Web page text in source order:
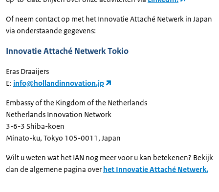
Of neem contact op met het Innovatie Attaché Netwerk in Japan
via onderstaande gegevens:
Innovatie Attaché Netwerk Tokio
Eras Draaijers
E: info@hollandinnovation.jp
Embassy of the Kingdom of the Netherlands
Netherlands Innovation Network
3-6-3 Shiba-koen
Minato-ku, Tokyo 105-0011, Japan
Wilt u weten wat het IAN nog meer voor u kan betekenen? Bekijk
dan de algemene pagina over het Innovatie Attaché Netwerk.